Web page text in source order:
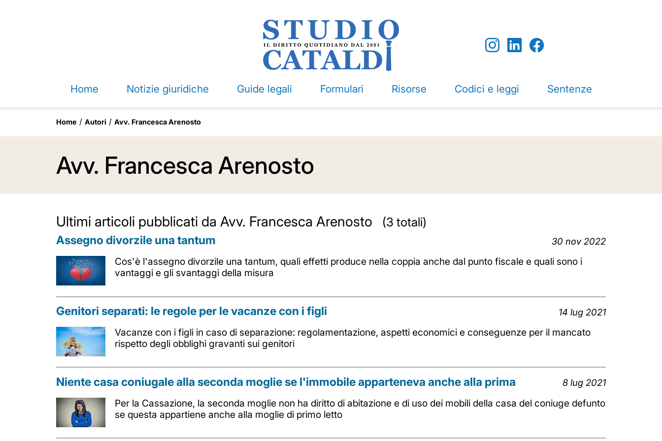
Home Notizie giuridiche Guide legali Formulari Risorse Codici e leggi Sentenze
Home Autori Avv. Francesca Arenosto
Avv. Francesca Arenosto
Ultimi articoli pubblicati da Avv. Francesca Arenosto (3 totali)
Assegno divorzile una tantum 30 nov 2022
Cos'è l'assegno divorzile una tantum, quali effetti produce nella coppia anche dal punto fiscale e quali sono i
vantaggi e gli svantaggi della misura
Genitori separati: le regole per le vacanze con i figli 14 lug 2021
Vacanze con i figli in caso di separazione: regolamentazione, aspetti economici e conseguenze per il mancato
rispetto degli obblighi gravanti sui genitori
Niente casa coniugale alla seconda moglie se l'immobile apparteneva anche alla prima 8 lug 2021
Per la Cassazione, la seconda moglie non ha diritto di abitazione e di uso dei mobili della casa del coniuge defunto
se questa appartiene anche alla moglie di primo letto